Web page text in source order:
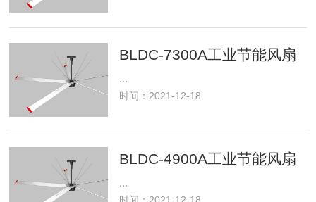
BLDC-7300A工业节能风扇
...
时间：2021-12-18
BLDC-4900A工业节能风扇
...
时间：2021-12-18